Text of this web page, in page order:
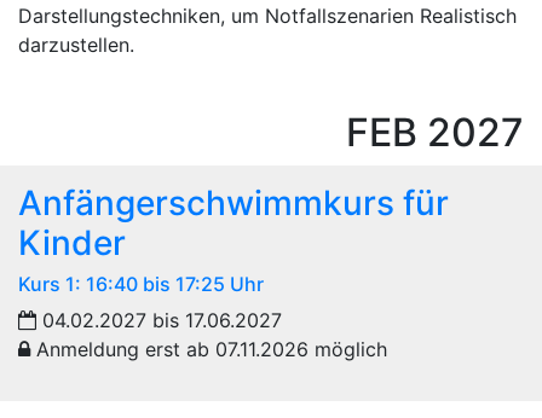
Darstellungstechniken, um Notfallszenarien Realistisch
darzustellen.
FEB 2027
Anfängerschwimmkurs für
Kinder
Kurs 1: 16:40 bis 17:25 Uhr
04.02.2027 bis 17.06.2027
Anmeldung erst ab 07.11.2026 möglich